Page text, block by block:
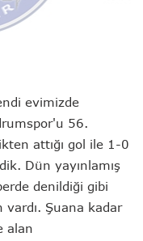
evimizde
56.
attığı gol ile 1-0
Dün yayınlamış
denildiği gibi
Şuana kadar
alan